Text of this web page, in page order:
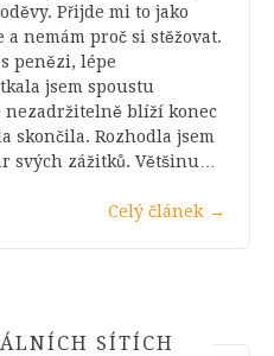
Přijde mi to jako
nemám proč si stěžovat.
penězi, lépe
jsem spoustu
nezadržitelně blíží konec
skončila. Rozhodla jsem
svých zážitků. Většinu…
Celý článek →
SÍTÍCH